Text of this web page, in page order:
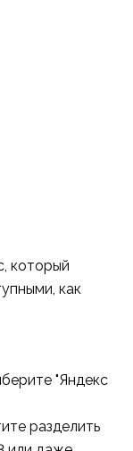
который
как
"Яндекс
разделить